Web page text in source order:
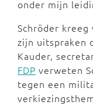
onder mijn
Schröder
zijn uitspraken
Kauder,
FDP verweten
tegen een